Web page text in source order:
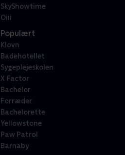
SkyShowtime
Oiii
Populært
Klovn
Badehotellet
Sygeplejeskolen
X Factor
Bachelor
Forræder
Bachelorette
Yellowstone
Paw Patrol
Barnaby